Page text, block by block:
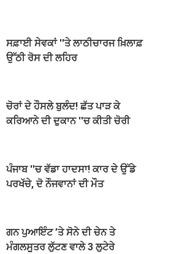
ਸਫ਼ਾਈ ਸੇਵਕਾਂ ''ਤੇ ਲਾਠੀਚਾਰਜ ਖ਼ਿਲਾਫ਼
ਉੱਠੀ ਰੋਸ ਦੀ ਲਹਿਰ
ਚੋਰਾਂ ਦੇ ਹੌਸਲੇ ਬੁਲੰਦ! ਛੱਤ ਪਾੜ ਕੇ
ਕਰਿਆਨੇ ਦੀ ਦੁਕਾਨ ''ਚ ਕੀਤੀ ਚੋਰੀ
ਪੰਜਾਬ ''ਚ ਵੱਡਾ ਹਾਦਸਾ! ਕਾਰ ਦੇ ਉੱਡੇ
ਪਰਖੱਚੇ, ਦੋ ਨੌਜਵਾਨਾਂ ਦੀ ਮੌਤ
ਗਨ ਪੁਆਇੰਟ ’ਤੇ ਸੋਨੇ ਦੀ ਚੇਨ ਤੇ
ਮੰਗਲਸੂਤਰ ਲੁੱਟਣ ਵਾਲੇ 3 ਲੁਟੇਰੇ